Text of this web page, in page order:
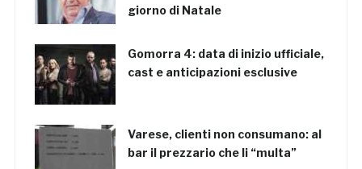
giorno di Natale
Gomorra 4: data di inizio ufficiale,
cast e anticipazioni esclusive
Varese, clienti non consumano: al
bar il prezzario che li “multa”